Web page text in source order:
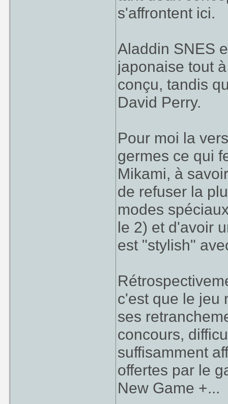
s'affrontent ici.
Aladdin SNES
japonaise tout
conçu, tandis
David Perry.
Pour moi la
germes ce qui
Mikami, à
de refuser la
modes
le 2) et d'avoir
est "stylish"
c'est que le jeu
ses
concours,
suffisamment
offertes par le
New Game +...